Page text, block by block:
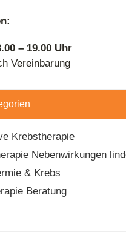
Krebstherapien – Wie
– 19.00 Uhr
Vereinbarung
Krebstherapie
Nebenwirkungen
& Krebs
Beratung